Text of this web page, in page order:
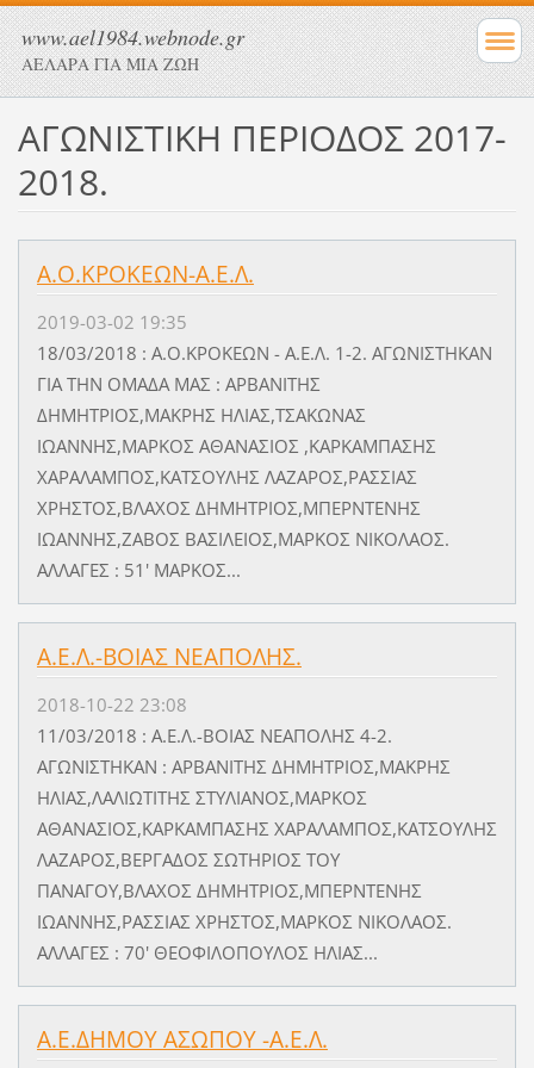
www.ael1984.webnode.gr
ΑΕΛΑΡΑ ΓΙΑ ΜΙΑ ΖΩΗ
ΑΓΩΝΙΣΤΙΚΗ ΠΕΡΙΟΔΟΣ 2017-
2018.
Α.Ο.ΚΡΟΚΕΩΝ-Α.Ε.Λ.
2019-03-02 19:35
18/03/2018 : Α.Ο.ΚΡΟΚΕΩΝ - Α.Ε.Λ. 1-2. ΑΓΩΝΙΣΤΗΚΑΝ
ΓΙΑ ΤΗΝ ΟΜΑΔΑ ΜΑΣ : ΑΡΒΑΝΙΤΗΣ
ΔΗΜΗΤΡΙΟΣ,ΜΑΚΡΗΣ ΗΛΙΑΣ,ΤΣΑΚΩΝΑΣ
ΙΩΑΝΝΗΣ,ΜΑΡΚΟΣ ΑΘΑΝΑΣΙΟΣ ,ΚΑΡΚΑΜΠΑΣΗΣ
ΧΑΡΑΛΑΜΠΟΣ,ΚΑΤΣΟΥΛΗΣ ΛΑΖΑΡΟΣ,ΡΑΣΣΙΑΣ
ΧΡΗΣΤΟΣ,ΒΛΑΧΟΣ ΔΗΜΗΤΡΙΟΣ,ΜΠΕΡΝΤΕΝΗΣ
ΙΩΑΝΝΗΣ,ΖΑΒΟΣ ΒΑΣΙΛΕΙΟΣ,ΜΑΡΚΟΣ ΝΙΚΟΛΑΟΣ.
ΑΛΛΑΓΕΣ : 51' ΜΑΡΚΟΣ...
Α.Ε.Λ.-ΒΟΙΑΣ ΝΕΑΠΟΛΗΣ.
2018-10-22 23:08
11/03/2018 : Α.Ε.Λ.-ΒΟΙΑΣ ΝΕΑΠΟΛΗΣ 4-2.
ΑΓΩΝΙΣΤΗΚΑΝ : ΑΡΒΑΝΙΤΗΣ ΔΗΜΗΤΡΙΟΣ,ΜΑΚΡΗΣ
ΗΛΙΑΣ,ΛΑΛΙΩΤΙΤΗΣ ΣΤΥΛΙΑΝΟΣ,ΜΑΡΚΟΣ
ΑΘΑΝΑΣΙΟΣ,ΚΑΡΚΑΜΠΑΣΗΣ ΧΑΡΑΛΑΜΠΟΣ,ΚΑΤΣΟΥΛΗΣ
ΛΑΖΑΡΟΣ,ΒΕΡΓΑΔΟΣ ΣΩΤΗΡΙΟΣ ΤΟΥ
ΠΑΝΑΓΟΥ,ΒΛΑΧΟΣ ΔΗΜΗΤΡΙΟΣ,ΜΠΕΡΝΤΕΝΗΣ
ΙΩΑΝΝΗΣ,ΡΑΣΣΙΑΣ ΧΡΗΣΤΟΣ,ΜΑΡΚΟΣ ΝΙΚΟΛΑΟΣ.
ΑΛΛΑΓΕΣ : 70' ΘΕΟΦΙΛΟΠΟΥΛΟΣ ΗΛΙΑΣ...
Α.Ε.ΔΗΜΟΥ ΑΣΩΠΟΥ -Α.Ε.Λ.